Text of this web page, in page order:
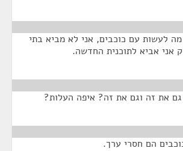
לעשות עם כוכבים, אני לא מביא בתי
אני אביא לתוכנית החדשה.
את זה וגם את זה? איפה העלות?
הם חסרי ערך.